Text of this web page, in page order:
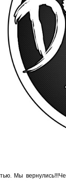
Мы